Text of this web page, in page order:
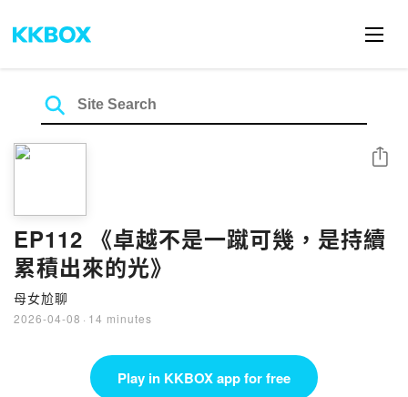
EP112 《卓越不是一蹴可幾，是持續
累積出來的光》
母女尬聊
2026-04-08 · 14 minutes
Share
Play in KKBOX app for free